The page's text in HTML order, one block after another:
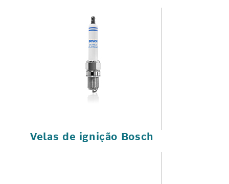
Velas de ignição Bosch